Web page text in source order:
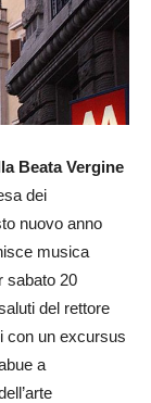
Beata Vergine
dei
nuovo anno
musica
sabato 20
del rettore
con un excursus
a